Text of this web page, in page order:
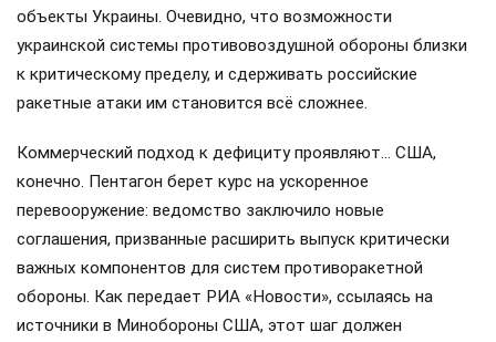
объекты Украины. Очевидно, что возможности
украинской системы противовоздушной обороны близки
к критическому пределу, и сдерживать российские
ракетные атаки им становится всё сложнее.
Коммерческий подход к дефициту проявляют… США,
конечно. Пентагон берет курс на ускоренное
перевооружение: ведомство заключило новые
соглашения, призванные расширить выпуск критически
важных компонентов для систем противоракетной
обороны. Как передает РИА «Новости», ссылаясь на
источники в Минобороны США, этот шаг должен